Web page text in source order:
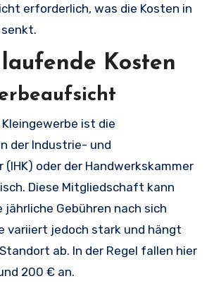
erforderlich, was die Kosten in
Kosten
ist die
der Industrie- und
(IHK) oder der Handwerkskammer
Diese Mitgliedschaft kann
jährliche Gebühren nach sich
variiert jedoch stark und hängt
ab. In der Regel fallen hier
200 € an.